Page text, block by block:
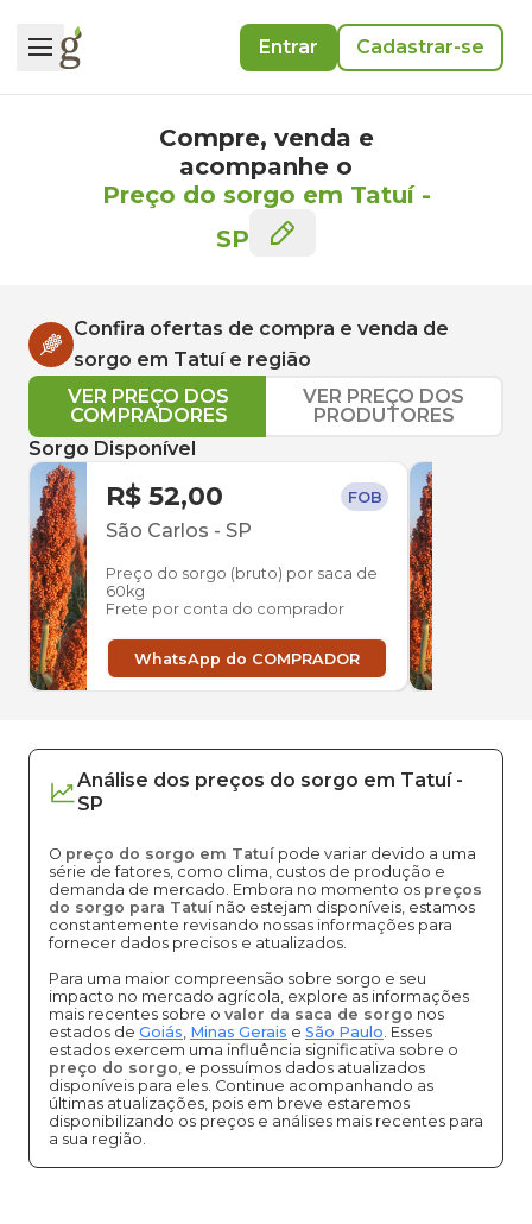
Entrar Cadastrar-se
Compre, venda e
acompanhe o
Preço do sorgo em Tatuí -
SP
Confira ofertas de compra e venda de
sorgo em Tatuíe região
VER PREÇO DOS
COMPRADORES
VER PREÇO DOS
PRODUTORES
Sorgo Disponível
R$ 52,00 FOB
São Carlos - SP
Preço do sorgo (bruto) por saca de
60kg
Frete por conta do comprador
WhatsApp do COMPRADOR
Análise dos preços do sorgo em Tatuí -
SP
O preço do sorgo em Tatuí pode variar devido a uma
série de fatores, como clima, custos de produção e
demanda de mercado. Embora no momento os preços
do sorgo para Tatuí não estejam disponíveis, estamos
constantemente revisando nossas informações para
fornecer dados precisos e atualizados.
Para uma maior compreensão sobre sorgo e seu
impacto no mercado agrícola, explore as informações
mais recentes sobre o valor da saca de sorgo nos
estados de Goiás, Minas Gerais e São Paulo. Esses
estados exercem uma influência significativa sobre o
preço do sorgo, e possuímos dados atualizados
disponíveis para eles. Continue acompanhando as
últimas atualizações, pois em breve estaremos
disponibilizando os preços e análises mais recentes para
a sua região.